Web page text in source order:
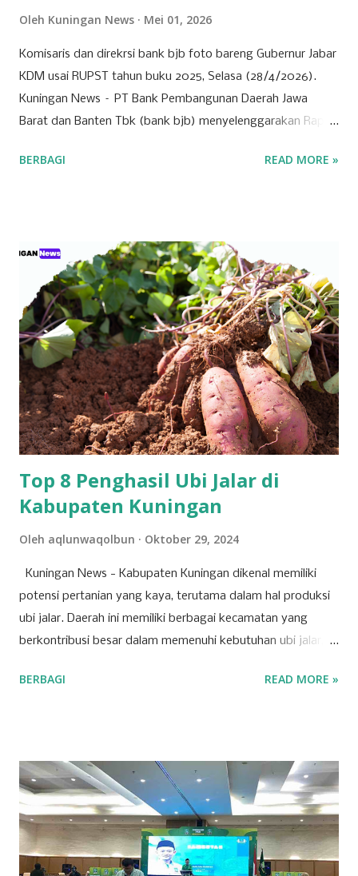
Oleh Kuningan News Mei 01, 2026
Komisaris dan direkrsi bank bjb foto bareng Gubernur Jabar
KDM usai RUPST tahun buku 2025, Selasa (28/4/2026).
Kuningan News – PT Bank Pembangunan Daerah Jawa
Barat dan Banten Tbk (bank bjb) menyelenggarakan Rapat
2025 pada Selasa (28/4/2026). Rapat berlangsung secara
yang mengedepankan prinsip tata kelola perusahaan yang
baik, bank bjb mengundang seluruh pemegang saham
untuk turut serta dalam forum strategis ini. RUPST menjadi
wadah penting dalam proses pengambilan keputusan yang
berdampak langsung pada arah dan pertumbuhan
perusahaan ke depan. Tujuh agenda utama telah disusun
untuk dibahas dan diputuskan dalam RUPST kali ini.
Agenda-agenda tersebut disusun berdasarkan peraturan
perundang-undangan, usulan pemegang saham utama,
serta kepentingan strategis korporasi dalam men...
BERBAGI READ MORE »
Top 8 Penghasil Ubi Jalar di
Kabupaten Kuningan
Oleh aqlunwaqolbun Oktober 29, 2024
Kuningan News - Kabupaten Kuningan dikenal memiliki
potensi pertanian yang kaya, terutama dalam hal produksi
ubi jalar. Daerah ini memiliki berbagai kecamatan yang
berkontribusi besar dalam memenuhi kebutuhan ubi jalar,
tujuh kecamatan di Kabupaten Kuningan yang mencatat
Dengan produksi sebesar 45.702 ton, Kecamatan Cilimus
menyumbangkan hampir setengah dari total produksi ubi
jalar di wilayah ini. Kondisi tanah yang subur dan teknik
pertanian yang optimal menjadikan Cilimus sebagai sentra
utama produksi ubi jalar. 2. Kecamatan Cigandamekar
BERBAGI READ MORE »